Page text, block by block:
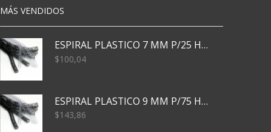
MÁS VENDIDOS
ESPIRAL PLASTICO 7 MM P/25 HJS X50x3000
$100,04
ESPIRAL PLASTICO 9 MM P/75 HJS X50X2400
$143,86